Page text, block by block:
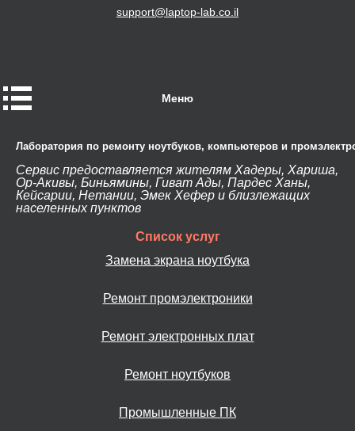
support@laptop-lab.co.il
Меню
Лаборатория по ремонту ноутбуков, компьютеров и
Сервис предоставляется жителям Хадеры, Хариша,
Ор-Акивы, Биньямины, Гиват Ады, Пардес Ханы,
Кейсарии, Нетании, Эмек Хефер и близлежащих
населенных пунктов
Список услуг
Замена экрана ноутбука
Ремонт промэлектроники
Ремонт электронных плат
Ремонт ноутбуков
Промышленные ПК